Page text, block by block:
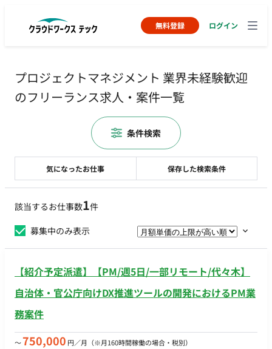
無料登録 ログイン
プロジェクトマネジメント 業界未経験歓迎
のフリーランス求人・案件一覧
該当するお仕事数1件
募集中のみ表示
【紹介予定派遣】【PM/週5日/一部リモート/代々木】
自治体・官公庁向けDX推進ツールの開発におけるPM業
務案件
〜750,000 円／月 （※月160時間稼働の場合・税別）
気になったお仕事 保存した検索条件
条件検索